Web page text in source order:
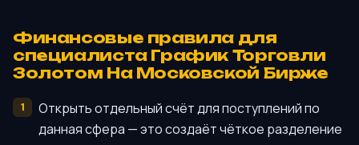
Финансовые правила для
специалиста График Торговли
Золотом На Московской Бирже
Открыть отдельный счёт для поступлений по
данная сфера — это создаёт чёткое разделение